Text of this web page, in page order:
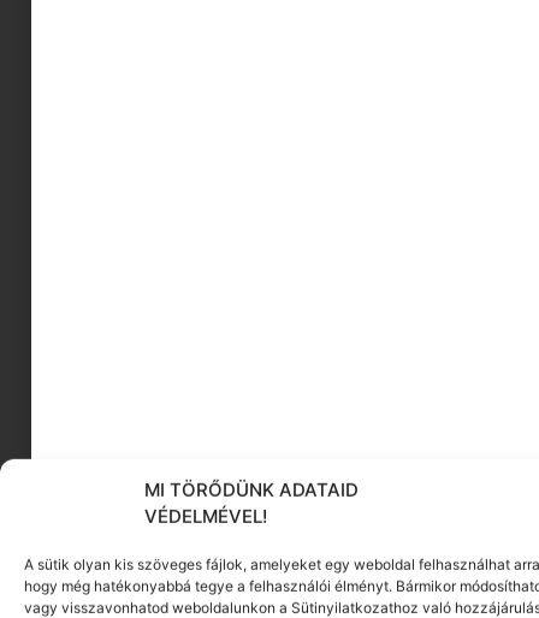
MI TÖRŐDÜNK ADATAID
VÉDELMÉVEL!
A sütik olyan kis szöveges fájlok, amelyeket egy weboldal felhasználhat
hogy még hatékonyabbá tegye a felhasználói élményt. Bármikor
vagy visszavonhatod weboldalunkon a Sütinyilatkozathoz való